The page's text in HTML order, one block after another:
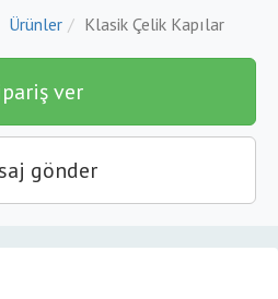
Ürünler Klasik Çelik Kapılar
ver
gönder